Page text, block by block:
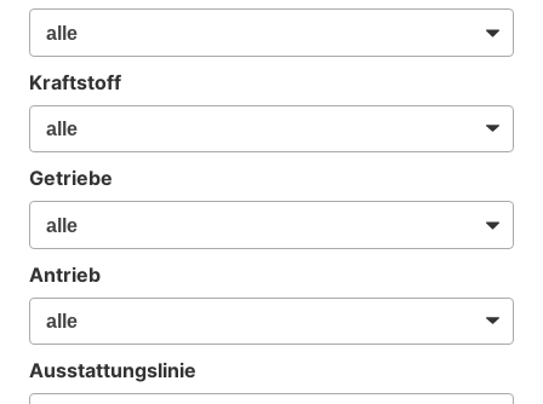
Kraftstoff
Getriebe
Antrieb
Ausstattungslinie